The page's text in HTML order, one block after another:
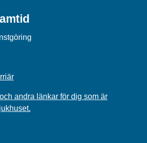
andra länkar för dig som är